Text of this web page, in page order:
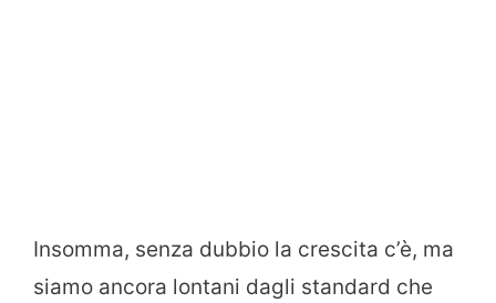
Insomma, senza dubbio la crescita c’è, ma
siamo ancora lontani dagli standard che